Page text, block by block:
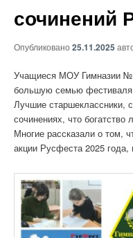
сочинений
Опубликовано 25.11.2025
Учащиеся МОУ Гимназии
большую семью фестиваля
Лучшие старшеклассники,
сочинениях, что
Многие рассказали о том,
акции Русфеста 2025